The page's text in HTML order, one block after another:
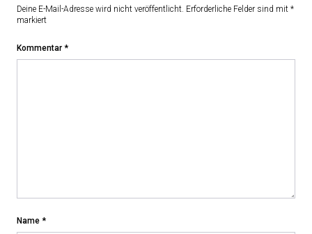
Deine E-Mail-Adresse wird nicht veröffentlicht. Erforderliche Felder sind mit *
markiert
Kommentar *
Name *